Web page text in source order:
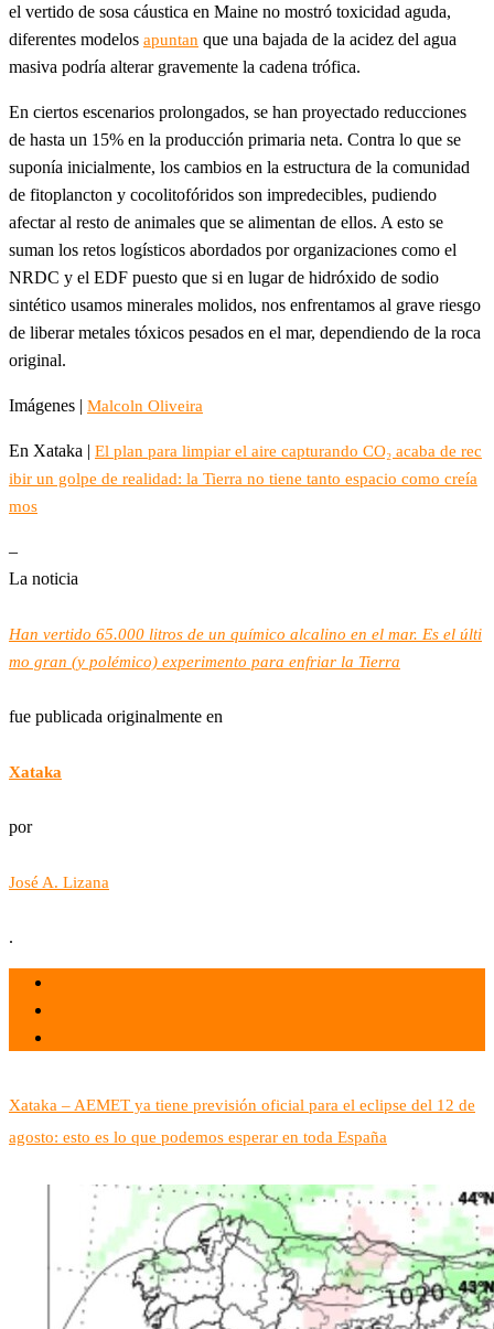
el vertido de sosa cáustica en Maine no mostró toxicidad aguda,
diferentes modelos apuntan que una bajada de la acidez del agua
masiva podría alterar gravemente la cadena trófica.
En ciertos escenarios prolongados, se han proyectado reducciones
de hasta un 15% en la producción primaria neta. Contra lo que se
suponía inicialmente, los cambios en la estructura de la comunidad
de fitoplancton y cocolitofóridos son impredecibles, pudiendo
afectar al resto de animales que se alimentan de ellos. A esto se
suman los retos logísticos abordados por organizaciones como el
NRDC y el EDF puesto que si en lugar de hidróxido de sodio
sintético usamos minerales molidos, nos enfrentamos al grave riesgo
de liberar metales tóxicos pesados en el mar, dependiendo de la roca
original.
Imágenes | Malcoln Oliveira
En Xataka | El plan para limpiar el aire capturando CO₂ acaba de rec
ibir un golpe de realidad: la Tierra no tiene tanto espacio como creía
mos
–
La noticia
Han vertido 65.000 litros de un químico alcalino en el mar. Es el últi
mo gran (y polémico) experimento para enfriar la Tierra
fue publicada originalmente en
Xataka
por
José A. Lizana
.
Xataka – AEMET ya tiene previsión oficial para el eclipse del 12 de
agosto: esto es lo que podemos esperar en toda España